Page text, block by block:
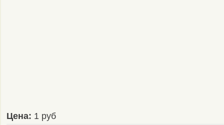
Цена: 1 руб